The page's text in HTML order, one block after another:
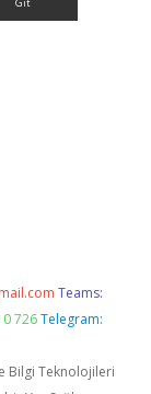
Teams:
726 Telegram:
Bilgi Teknolojileri